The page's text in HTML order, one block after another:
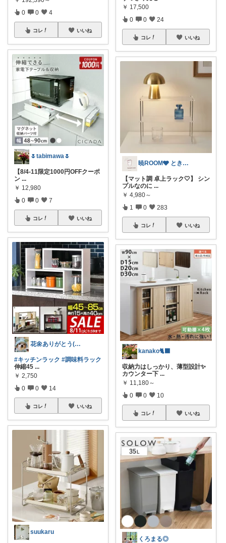
0 0 4
コレ いいね
🌷tabimawa🌷
【8/4-11限定1000円OFFクーポ
ン ...
￥ 12,980
0 0 7
コレ いいね
花🌼ありがとう(*･ω･)*_ _)ﾍ
#キッチンラック #調味料ラック
伸縮45 ...
￥ 2,750
0 0 14
コレ いいね
suukaru
￥ 17,500
0 0 24
コレ いいね
暁ROOM🩶 ときめく暮らしのセレクト
【マット調 卓上ラック🤍】 シン
プルなのに ...
￥ 4,980～
1 0 283
コレ いいね
kanako🐈‍⬛
収納力はしっかり、薄型設計✨
カウンター下 ...
￥ 11,180～
0 0 10
コレ いいね
くろまる◎